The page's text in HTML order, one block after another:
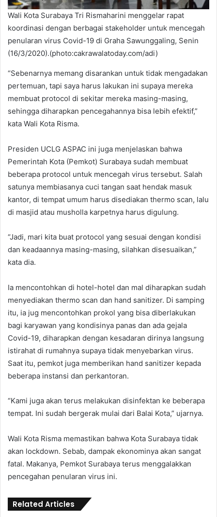
Wali Kota Surabaya Tri Rismaharini menggelar rapat
koordinasi dengan berbagai stakeholder untuk mencegah
penularan virus Covid-19 di Graha Sawunggaling, Senin
(16/3/2020).(photo:cakrawalatoday.com/adi)
“Sebenarnya memang disarankan untuk tidak mengadakan
pertemuan, tapi saya harus lakukan ini supaya mereka
membuat protocol di sekitar mereka masing-masing,
sehingga diharapkan pencegahannya bisa lebih efektif,”
kata Wali Kota Risma.
Presiden UCLG ASPAC ini juga menjelaskan bahwa
Pemerintah Kota (Pemkot) Surabaya sudah membuat
beberapa protocol untuk mencegah virus tersebut. Salah
satunya membiasanya cuci tangan saat hendak masuk
kantor, di tempat umum harus disediakan thermo scan, lalu
di masjid atau musholla karpetnya harus digulung.
“Jadi, mari kita buat protocol yang sesuai dengan kondisi
dan keadaannya masing-masing, silahkan disesuaikan,”
kata dia.
Ia mencontohkan di hotel-hotel dan mal diharapkan sudah
menyediakan thermo scan dan hand sanitizer. Di samping
itu, ia jug mencontohkan prokol yang bisa diberlakukan
bagi karyawan yang kondisinya panas dan ada gejala
Covid-19, diharapkan dengan kesadaran dirinya langsung
istirahat di rumahnya supaya tidak menyebarkan virus.
Saat itu, pemkot juga memberikan hand sanitizer kepada
beberapa instansi dan perkantoran.
“Kami juga akan terus melakukan disinfektan ke beberapa
tempat. Ini sudah bergerak mulai dari Balai Kota,” ujarnya.
Wali Kota Risma memastikan bahwa Kota Surabaya tidak
akan lockdown. Sebab, dampak ekonominya akan sangat
fatal. Makanya, Pemkot Surabaya terus menggalakkan
pencegahan penularan virus ini.
Related Articles